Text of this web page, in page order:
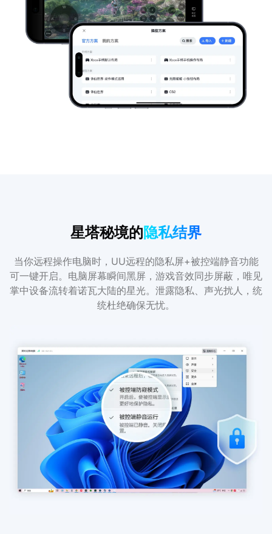
星塔秘境的隐私结界
当你远程操作电脑时，UU远程的隐私屏+被控端静音功能
可一键开启。电脑屏幕瞬间黑屏，游戏音效同步屏蔽，唯见
掌中设备流转着诺瓦大陆的星光。泄露隐私、声光扰人，统
统杜绝确保无忧。